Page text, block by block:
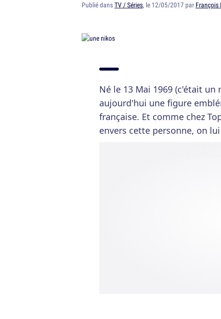
Publié dansTV / Séries, le 12/05/2017 par François
Né le 13 Mai 1969 (c'était
aujourd'hui une figure
française. Et comme chez
envers cette personne, on